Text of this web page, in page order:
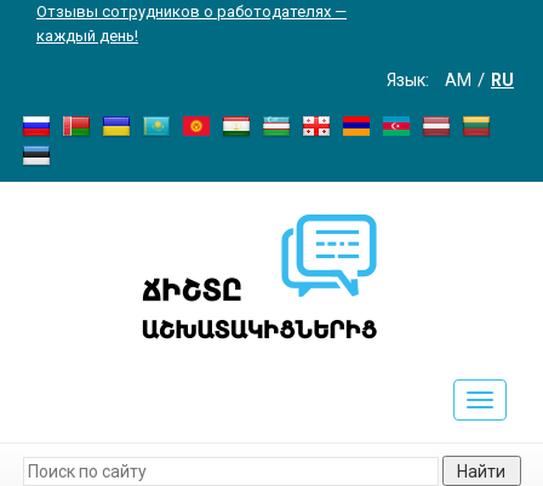
Отзывы сотрудников о работодателях —
каждый день!
Язык: AM RU
Toggle
Найти